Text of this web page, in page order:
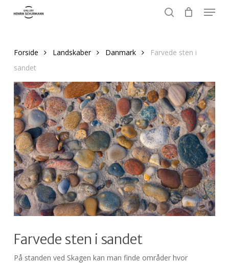
Menu
Forside Landskaber Danmark
Farvede sten i
sandet
Farvede sten i sandet
På standen ved Skagen kan man finde områder hvor